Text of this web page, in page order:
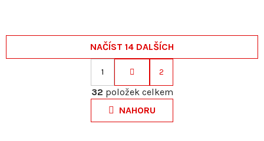
O
v
l
á
NAČÍST 14 DALŠÍCH
S
t
r
á
1 2
32 položek celkem
NAHORU